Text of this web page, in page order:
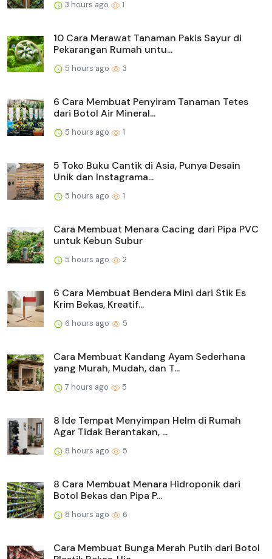
3 hours ago 1
10 Cara Merawat Tanaman Pakis Sayur di
Pekarangan Rumah untu...
5 hours ago 3
6 Cara Membuat Penyiram Tanaman Tetes
dari Botol Air Mineral...
5 hours ago 1
5 Toko Buku Cantik di Asia, Punya Desain
Unik dan Instagrama...
5 hours ago 1
Cara Membuat Menara Cacing dari Pipa PVC
untuk Kebun Subur
5 hours ago 2
6 Cara Membuat Bendera Mini dari Stik Es
Krim Bekas, Kreatif...
6 hours ago 5
Cara Membuat Kandang Ayam Sederhana
yang Murah, Mudah, dan T...
7 hours ago 5
8 Ide Tempat Menyimpan Helm di Rumah
Agar Tidak Berantakan, ...
8 hours ago 5
8 Cara Membuat Menara Hidroponik dari
Botol Bekas dan Pipa P...
8 hours ago 6
Cara Membuat Bunga Merah Putih dari Botol